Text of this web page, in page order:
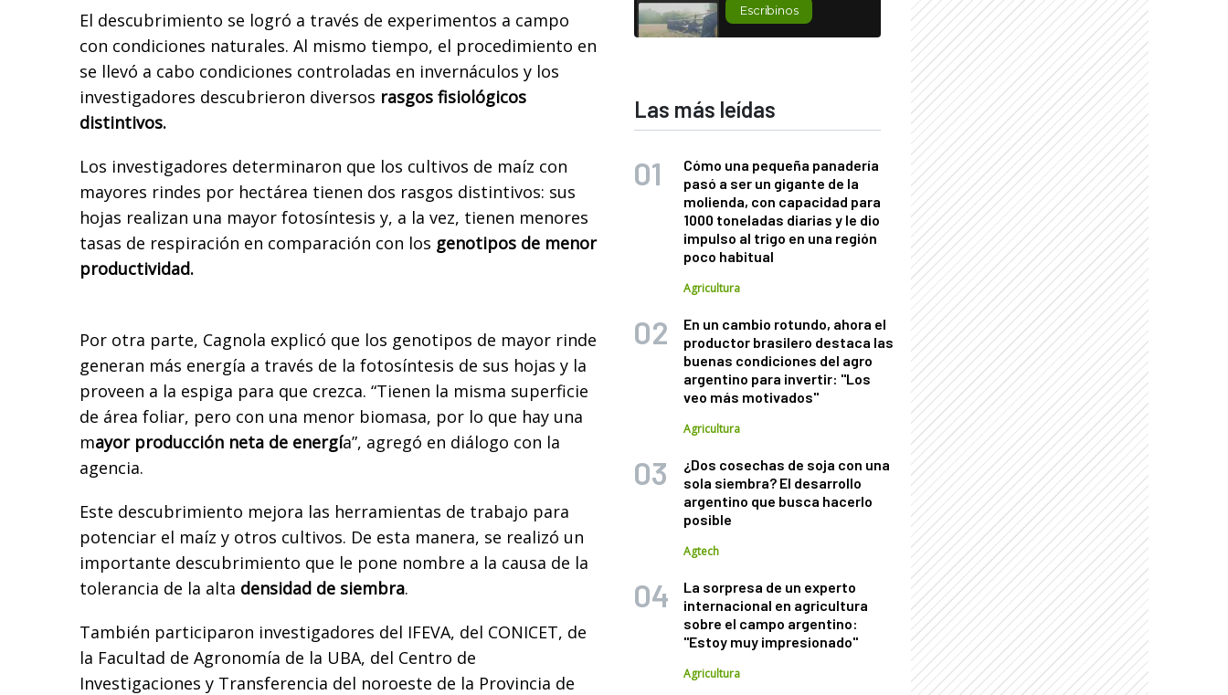
El descubrimiento se logró a través de experimentos a campo
con condiciones naturales. Al mismo tiempo, el procedimiento en
se llevó a cabo condiciones controladas en invernáculos y los
investigadores descubrieron diversos rasgos fisiológicos
distintivos.
Los investigadores determinaron que los cultivos de maíz con
mayores rindes por hectárea tienen dos rasgos distintivos: sus
hojas realizan una mayor fotosíntesis y, a la vez, tienen menores
tasas de respiración en comparación con los genotipos de menor
productividad.
Por otra parte, Cagnola explicó que los genotipos de mayor rinde
generan más energía a través de la fotosíntesis de sus hojas y la
proveen a la espiga para que crezca. “Tienen la misma superficie
de área foliar, pero con una menor biomasa, por lo que hay una
mayor producción neta de energía”, agregó en diálogo con la
agencia.
Este descubrimiento mejora las herramientas de trabajo para
potenciar el maíz y otros cultivos. De esta manera, se realizó un
importante descubrimiento que le pone nombre a la causa de la
tolerancia de la alta densidad de siembra.
También participaron investigadores del IFEVA, del CONICET, de
la Facultad de Agronomía de la UBA, del Centro de
Investigaciones y Transferencia del noroeste de la Provincia de
Escribinos
Las más leídas
Cómo una pequeña panadería
pasó a ser un gigante de la
molienda, con capacidad para
1000 toneladas diarias y le dio
impulso al trigo en una región
poco habitual
Agricultura
En un cambio rotundo, ahora el
productor brasilero destaca las
buenas condiciones del agro
argentino para invertir: "Los
veo más motivados"
Agricultura
¿Dos cosechas de soja con una
sola siembra? El desarrollo
argentino que busca hacerlo
posible
Agtech
La sorpresa de un experto
internacional en agricultura
sobre el campo argentino:
"Estoy muy impresionado"
Agricultura